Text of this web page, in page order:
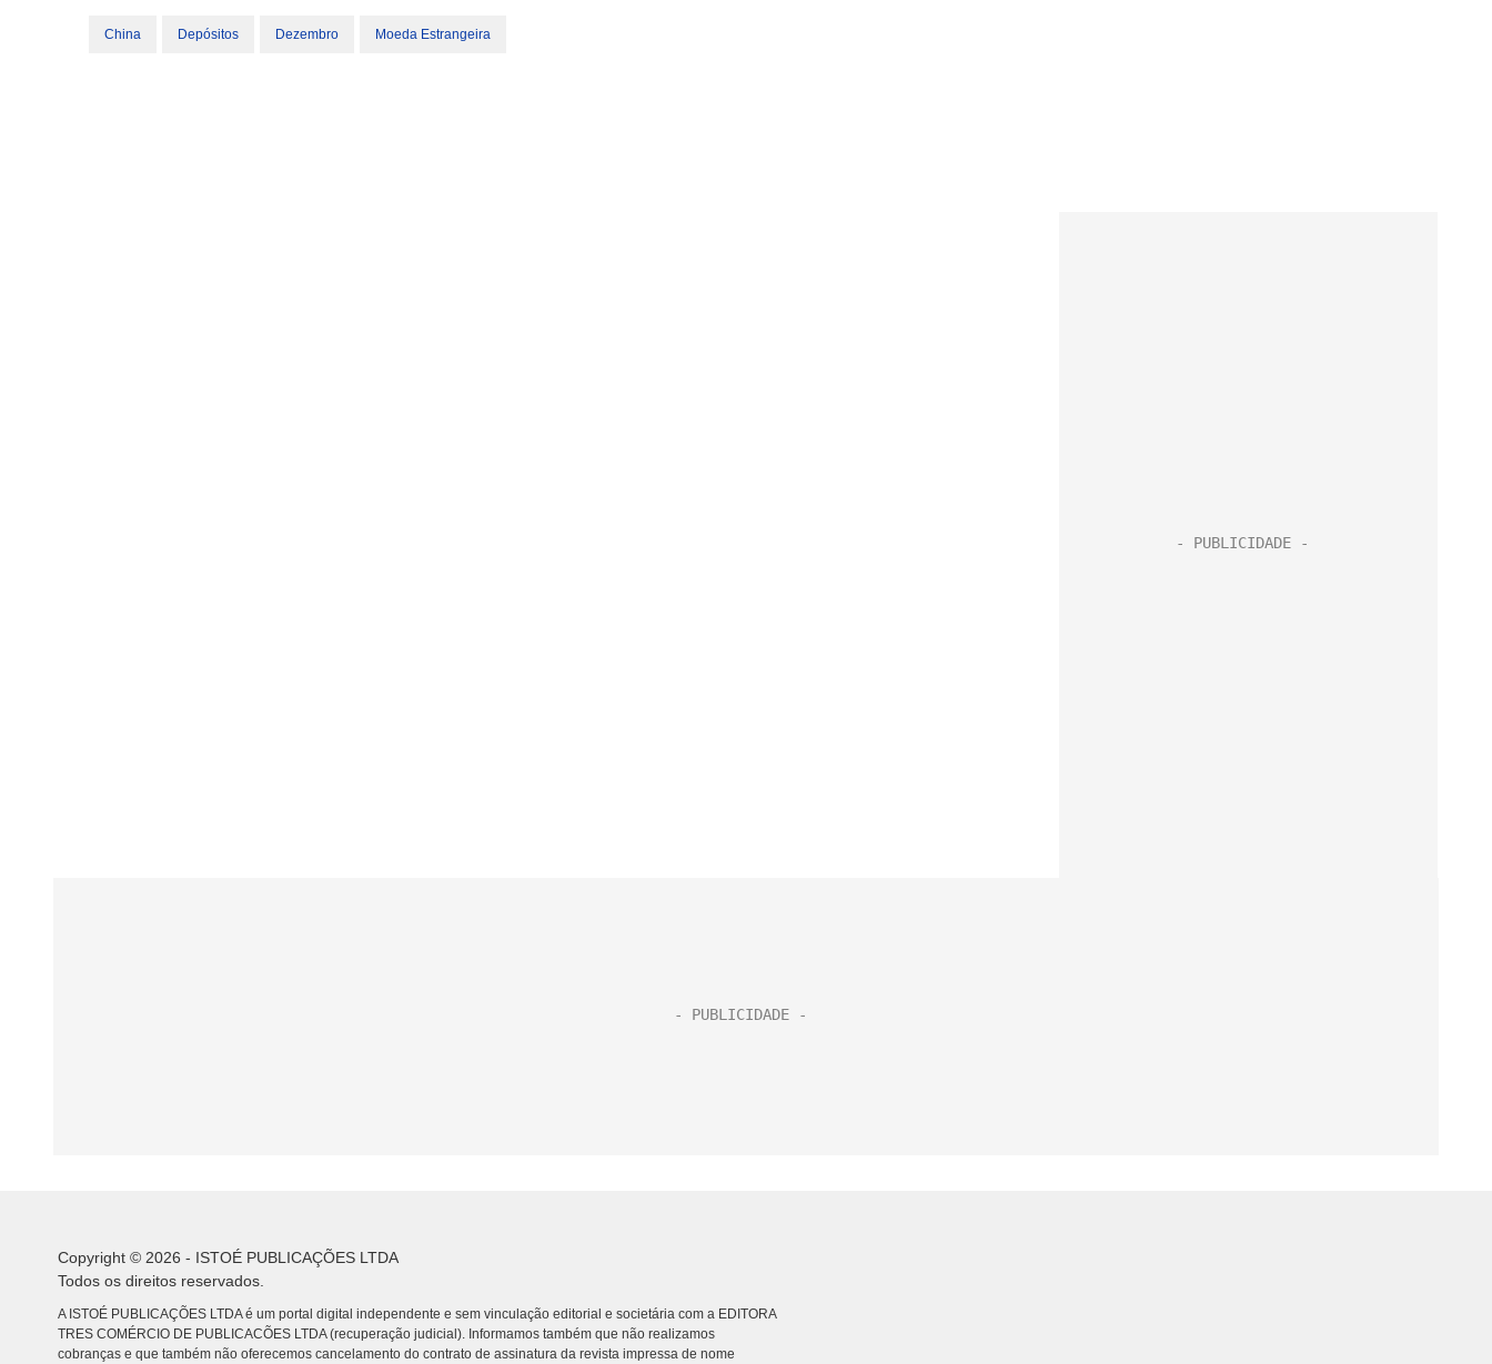
China Depósitos Dezembro Moeda Estrangeira
Copyright © 2026 - ISTOÉ PUBLICAÇÕES LTDA
Todos os direitos reservados.
A ISTOÉ PUBLICAÇÕES LTDA é um portal digital independente e sem vinculação editorial e societária com a EDITORA
TRES COMÉRCIO DE PUBLICACÕES LTDA (recuperação judicial). Informamos também que não realizamos
cobranças e que também não oferecemos cancelamento do contrato de assinatura da revista impressa de nome